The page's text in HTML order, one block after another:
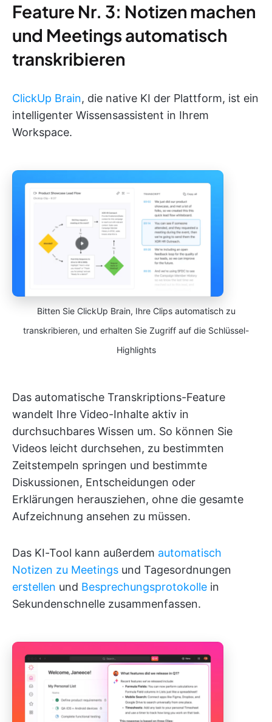
Feature Nr. 3: Notizen machen
und Meetings automatisch
transkribieren
ClickUp Brain, die native KI der Plattform, ist ein
intelligenter Wissensassistent in Ihrem
Workspace.
Bitten Sie ClickUp Brain, Ihre Clips automatisch zu
transkribieren, und erhalten Sie Zugriff auf die Schlüssel-
Highlights
Das automatische Transkriptions-Feature
wandelt Ihre Video-Inhalte aktiv in
durchsuchbares Wissen um. So können Sie
Videos leicht durchsehen, zu bestimmten
Zeitstempeln springen und bestimmte
Diskussionen, Entscheidungen oder
Erklärungen herausziehen, ohne die gesamte
Aufzeichnung ansehen zu müssen.
Das KI-Tool kann außerdem automatisch
Notizen zu Meetings und Tagesordnungen
erstellen und Besprechungsprotokolle in
Sekundenschnelle zusammenfassen.